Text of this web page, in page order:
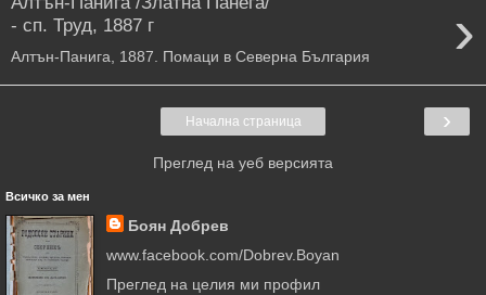
- сп. Труд, 1887 г
›
Алтън-Панига, 1887. Помаци в Северна България
›
Начална страница
Преглед на уеб версията
Всичко за мен
Боян Добрев
www.facebook.com/Dobrev.Boyan
Преглед на целия ми профил